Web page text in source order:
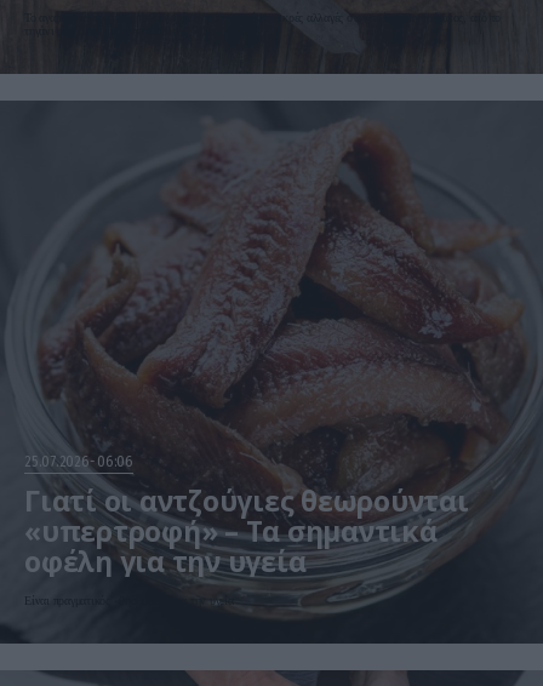
25.07.2026 06:06
Γιατί οι αντζούγιες θεωρούνται
«υπερτροφή» – Τα σημαντικά
οφέλη για την υγεία
Είναι πραγματικός «θησαυρός» για την υγεία